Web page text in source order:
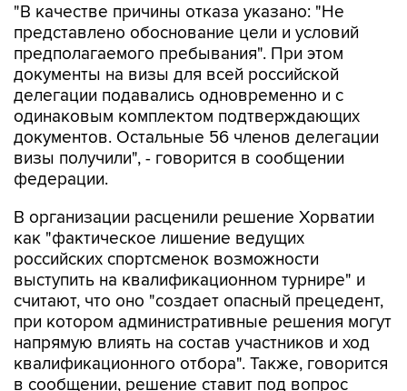
"В качестве причины отказа указано: "Не
представлено обоснование цели и условий
предполагаемого пребывания". При этом
документы на визы для всей российской
делегации подавались одновременно и с
одинаковым комплектом подтверждающих
документов. Остальные 56 членов делегации
визы получили", - говорится в сообщении
федерации.
В организации расценили решение Хорватии
как "фактическое лишение ведущих
российских спортсменок возможности
выступить на квалификационном турнире" и
считают, что оно "создает опасный прецедент,
при котором административные решения могут
напрямую влиять на состав участников и ход
квалификационного отбора". Также, говорится
в сообщении, решение ставит под вопрос